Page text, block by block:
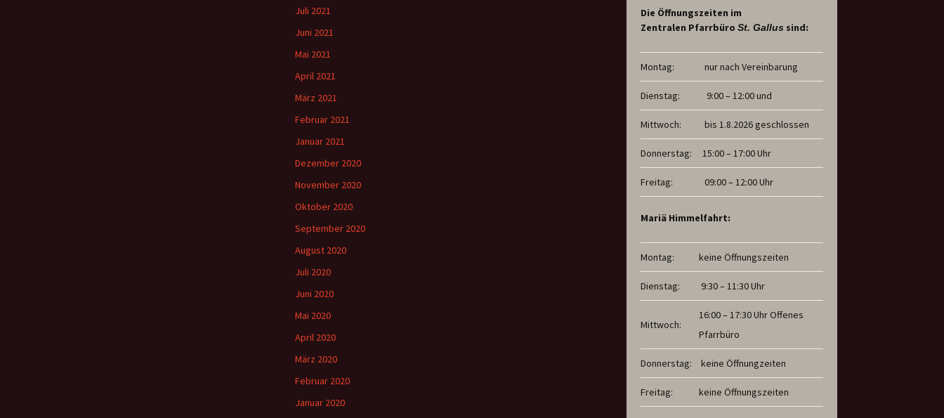
Die Öffnungszeiten im
Zentralen Pfarrbüro St. Gallus sind:
Montag: nur nach Vereinbarung
Dienstag: 9:00 – 12:00 und
Mittwoch: bis 1.8.2026 geschlossen
Donnerstag: 15:00 – 17:00 Uhr
Freitag: 09:00 – 12:00 Uhr
Mariä Himmelfahrt:
Montag: keine Öffnungszeiten
Dienstag: 9:30 – 11:30 Uhr
Mittwoch:
16:00 – 17:30 Uhr Offenes
Pfarrbüro
Donnerstag: keine Öffnungzeiten
Freitag: keine Öffnungszeiten
Juli 2021
Juni 2021
Mai 2021
April 2021
März 2021
Februar 2021
Januar 2021
Dezember 2020
November 2020
Oktober 2020
September 2020
August 2020
Juli 2020
Juni 2020
Mai 2020
April 2020
März 2020
Februar 2020
Januar 2020